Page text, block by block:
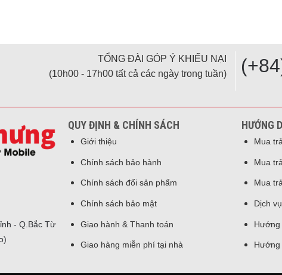
TỔNG ĐÀI GÓP Ý KHIẾU NẠI
(10h00 - 17h00 tất cả các ngày trong tuần)
- Q.Bắc Từ
QUY ĐỊNH & CHÍNH SÁCH
Giới thiệu
Chính sách bảo hành
Chính sách đổi sản phẩm
Chính sách bảo mật
Giao hành & Thanh toán
Giao hàng miễn phí tại nhà
HƯỚNG
Mua
Mua
Mua
Dịch
Hướng
Hướng